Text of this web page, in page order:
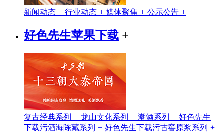
新闻动态 + 行业动态 + 媒体聚焦 + 公示公告 +
好色先生苹果下载 +
复古经典系列 + 龙山文化系列 + 潮酒系列 + 好色先生
下载污酒海陈藏系列 + 好色先生下载污古窖原浆系列 +